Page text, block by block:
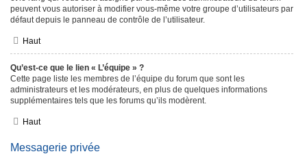
peuvent vous autoriser à modifier vous-même votre groupe d’utilisateurs par
défaut depuis le panneau de contrôle de l’utilisateur.
Haut
Qu’est-ce que le lien « L’équipe » ?
Cette page liste les membres de l’équipe du forum que sont les
administrateurs et les modérateurs, en plus de quelques informations
supplémentaires tels que les forums qu’ils modèrent.
Haut
Messagerie privée